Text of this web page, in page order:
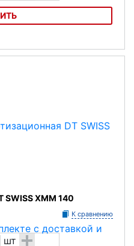
140
SWISS XMM 140
К сравнению
шт +